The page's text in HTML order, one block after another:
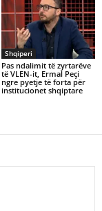
Shqiperi
Pas ndalimit të zyrtarëve
të VLEN-it, Ermal Peçi
ngre pyetje të forta për
institucionet shqiptare